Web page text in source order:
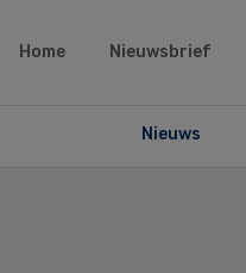
Home Nieuwsbrief
Nieuws